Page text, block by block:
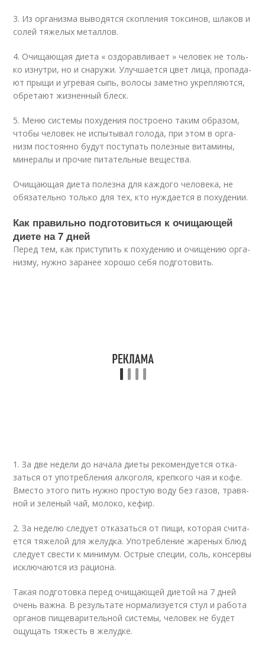
3. Из орга­низ­ма выво­дят­ся скоп­ле­ния ток­си­нов, шла­ков и
солей тяже­лых метал­лов.
4. Очи­ща­ю­щая дие­та « оздо­рав­ли­ва­ет » чело­век не толь­
ко изнут­ри, но и сна­ру­жи. Улуч­ша­ет­ся цвет лица, про­па­да­
ют пры­щи и угре­вая сыпь, воло­сы замет­но укреп­ля­ют­ся,
обре­та­ют жиз­нен­ный блеск.
5. Меню систе­мы поху­де­ния постро­е­но таким обра­зом,
что­бы чело­век не испы­ты­вал голо­да, при этом в орга­
низм посто­ян­но будут посту­пать полез­ные вита­ми­ны,
мине­ра­лы и про­чие пита­тель­ные веще­ства.
Очи­ща­ю­щая дие­та полез­на для каж­до­го чело­ве­ка, не
обя­за­тель­но толь­ко для тех, кто нуж­да­ет­ся в поху­де­нии.
Как пра­виль­но под­го­то­вить­ся к очи­ща­ю­щей
дие­те на 7 дней
Перед тем, как при­сту­пить к поху­де­нию и очи­ще­нию орга­
низ­му, нуж­но зара­нее хоро­шо себя под­го­то­вить.
1. За две неде­ли до нача­ла дие­ты реко­мен­ду­ет­ся отка­
зать­ся от упо­треб­ле­ния алко­го­ля, креп­ко­го чая и кофе.
Вме­сто это­го пить нуж­но про­стую воду без газов, тра­вя­
ной и зеле­ный чай, моло­ко, кефир.
2. За неде­лю сле­ду­ет отка­зать­ся от пищи, кото­рая счи­та­
ет­ся тяже­лой для желуд­ка. Упо­треб­ле­ние жаре­ных блюд
сле­ду­ет све­сти к мини­мум. Ост­рые спе­ции, соль, кон­сер­вы
исклю­ча­ют­ся из раци­о­на.
Такая под­го­тов­ка перед очи­ща­ю­щей дие­той на 7 дней
очень важ­на. В резуль­та­те нор­ма­ли­зу­ет­ся стул и рабо­та
орга­нов пище­ва­ри­тель­ной систе­мы, чело­век не будет
ощу­щать тяжесть в желуд­ке.